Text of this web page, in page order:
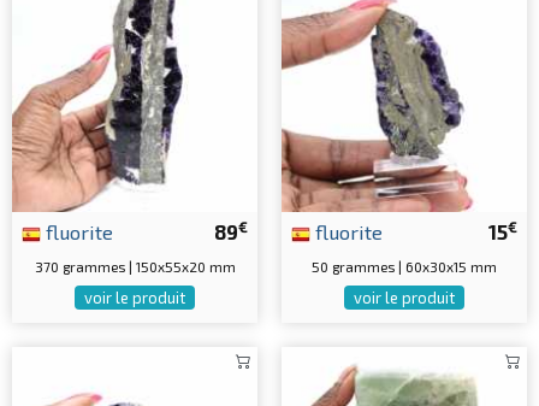
89€
fluorite
370 grammes | 150x55x20 mm
voir le produit
15€
fluorite
50 grammes | 60x30x15 mm
voir le produit